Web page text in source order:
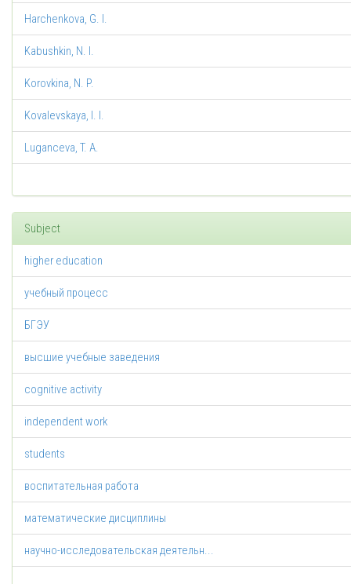
Harchenkova, G. I.
Kabushkin, N. I.
Korovkina, N. P.
Kovalevskaya, I. I.
Luganceva, T. A.
Subject
higher education
учебный процесс
БГЭУ
высшие учебные заведения
cognitive activity
independent work
students
воспитательная работа
математические дисциплины
научно-исследовательская деятельн...